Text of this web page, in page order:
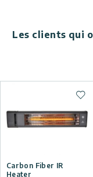
Les clients qui
Carbon Fiber IR
Heater